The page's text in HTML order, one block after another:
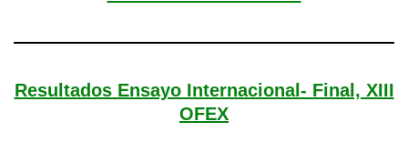
Resultados Ensayo Internacional- Final, XIII
OFEX